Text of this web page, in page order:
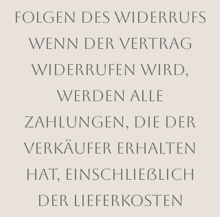
Folgen des Widerrufs
Wenn der Vertrag
widerrufen wird,
werden alle
Zahlungen, die der
Verkäufer erhalten
hat, einschließlich
der Lieferkosten